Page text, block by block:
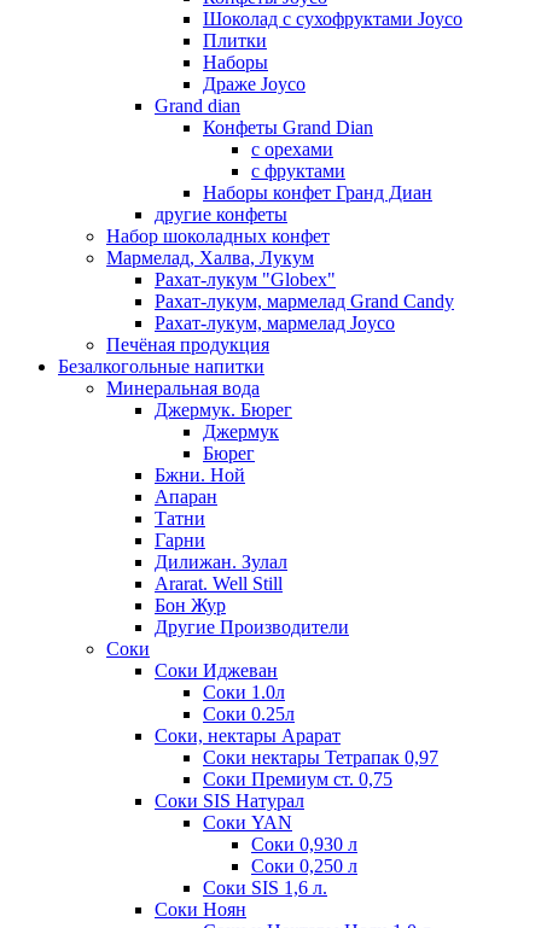
Шоколад с сухофруктами Joyco
Плитки
Наборы
Драже Joyco
Grand dian
Конфеты Grand Dian
с орехами
с фруктами
Наборы конфет Гранд Диан
другие конфеты
Набор шоколадных конфет
Мармелад, Халва, Лукум
Рахат-лукум "Globex"
Рахат-лукум, мармелад Grand Candy
Рахат-лукум, мармелад Joyco
Печёная продукция
Безалкогольные напитки
Минеральная вода
Джермук. Бюрег
Джермук
Бюрег
Бжни. Ной
Апаран
Татни
Гарни
Дилижан. Зулал
Ararat. Well Still
Бон Жур
Другие Производители
Соки
Соки Иджеван
Соки 1.0л
Соки 0.25л
Соки, нектары Арарат
Соки нектары Тетрапак 0,97
Соки Премиум ст. 0,75
Соки SIS Натурал
Соки YAN
Соки 0,930 л
Соки 0,250 л
Соки SIS 1,6 л.
Соки Ноян